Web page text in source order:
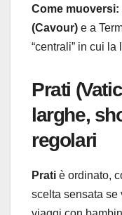
Come muoversi:
(Cavour) e a
“centrali” in cui
Prati
larghe,
regolari
Prati è ordinato,
scelta sensata se